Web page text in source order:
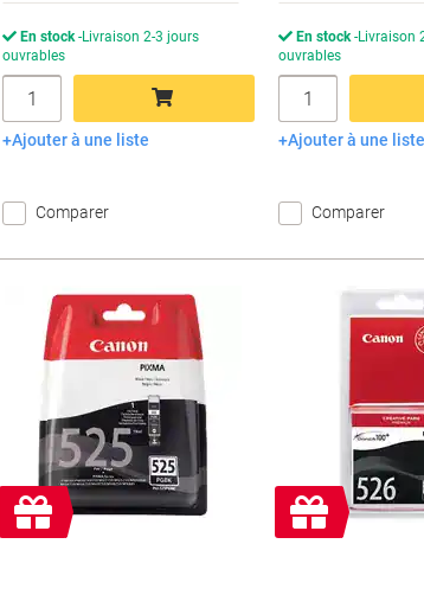
En stock Livraison 2-3 jours
ouvrables
Quantité
Ajouter au panier
Ajouter à une liste
Comparer
En stock Livraison
ouvrables
Quantité
Ajouter à une liste
Comparer
Cadeau
gratuit
Cadeau
gratuit